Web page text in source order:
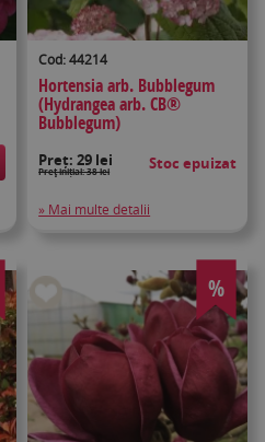
Cod: 44214
Hortensia arb. Bubblegum
(Hydrangea arb. CB®
Bubblegum)
Stoc epuizat
Preț:29 lei
Preţ inițial: 38 lei
» Mai multe detalii
%